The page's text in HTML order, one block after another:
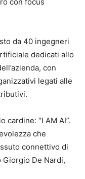
da 40 ingegneri
dedicati allo
con
legati alle
cardine: “I AM AI”.
che
connettivo di
Giorgio De Nardi,